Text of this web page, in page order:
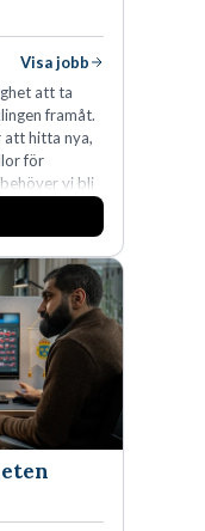
Visa jobb
att ta
framåt.
att hitta nya,
för
vi bli